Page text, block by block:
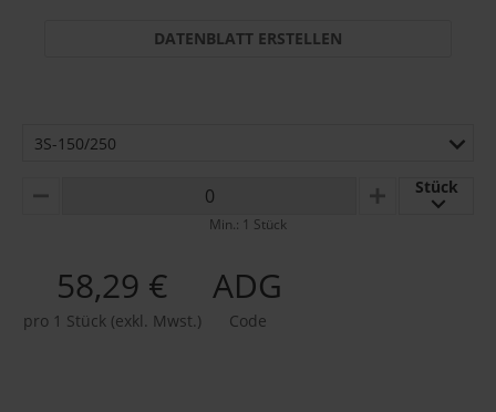
DATENBLATT ERSTELLEN
3S-150/250
MINUS PLUS
Stück
Min.: 1 Stück
58,29 €
pro 1 Stück (exkl. Mwst.)
ADG
Code